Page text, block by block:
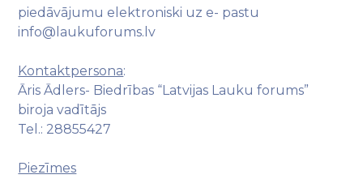
piedāvājumu elektroniski uz e- pastu
info@laukuforums.lv
Kontaktpersona:
Āris Ādlers- Biedrības “Latvijas Lauku forums”
biroja vadītājs
Tel.: 28855427
Piezīmes